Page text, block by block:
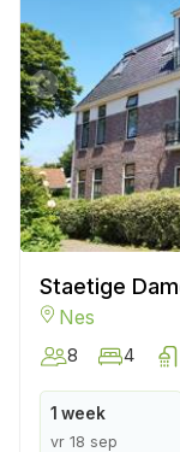
Staetige
Nes
8 4
1 week
vr 18 sep